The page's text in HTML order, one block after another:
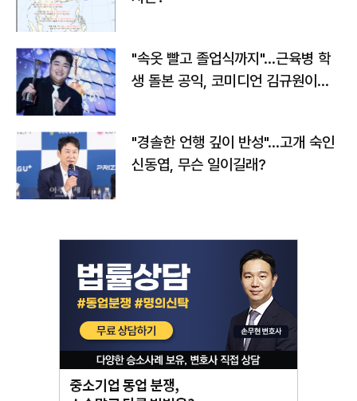
"속옷 빨고 졸업식까지"…근육병 학
생 돌본 공익, 코미디언 김규원이었
"경솔한 언행 깊이 반성"…고개 숙인
신동엽, 무슨 일이길래?